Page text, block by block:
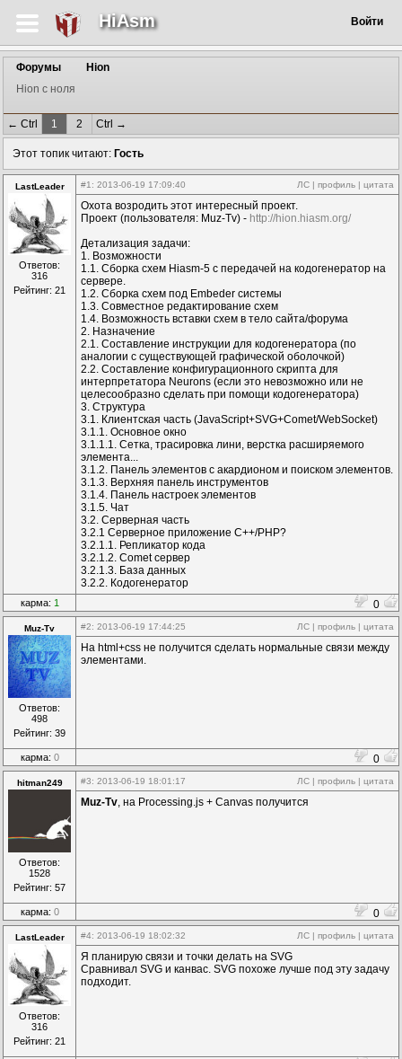
HiAsm Войти
Форумы
Hion
Hion c ноля
← Ctrl 1 2 Ctrl →
Этот топик читают: Гость
LastLeader
Ответов:
316
Рейтинг: 21
#1 : 2013-06-19 17:09:40 ЛС | профиль | цитата
Охота возродить этот интересный проект.
Проект (пользователя: Muz-Tv) - http://hion.hiasm.org/
Детализация задачи:
1. Возможности
1.1. Сборка схем Hiasm-5 с передачей на кодогенератор на
сервере.
1.2. Сборка схем под Embeder системы
1.3. Совместное редактирование схем
1.4. Возможность вставки схем в тело сайта/форума
2. Назначение
2.1. Составление инструкции для кодогенератора (по
аналогии с существующей графической оболочкой)
2.2. Составление конфигурационного скрипта для
интерпретатора Neurons (если это невозможно или не
целесообразно сделать при помощи кодогенератора)
3. Структура
3.1. Клиентская часть (JavaScript+SVG+Comet/ WebSocket)
3.1.1. Основное окно
3.1.1.1. Сетка, трасировка лини, верстка расширяемого
элемента...
3.1.2. Панель элементов с акардионом и поиском элементов.
3.1.3. Верхняя панель инструментов
3.1.4. Панель настроек элементов
3.1.5. Чат
3.2. Серверная часть
3.2.1 Серверное приложение C++/PHP?
3.2.1.1. Репликатор кода
3.2.1.2. Comet сервер
3.2.1.3. База данных
3.2.2. Кодогенератор
карма: 1 0
Muz-Tv
Ответов:
498
Рейтинг: 39
#2: 2013-06-19 17:44:25 ЛС | профиль | цитата
На html+css не получится сделать нормальные связи между
элементами.
карма: 0 0
hitman249
Ответов:
1528
Рейтинг: 57
#3: 2013-06-19 18:01:17 ЛС | профиль | цитата
Muz-Tv, на Processing.js + Canvas получится
карма: 0 0
LastLeader
Ответов:
316
Рейтинг: 21
#4: 2013-06-19 18:02:32 ЛС | профиль | цитата
Я планирую связи и точки делать на SVG
Сравнивал SVG и канвас. SVG похоже лучше под эту задачу
подходит.